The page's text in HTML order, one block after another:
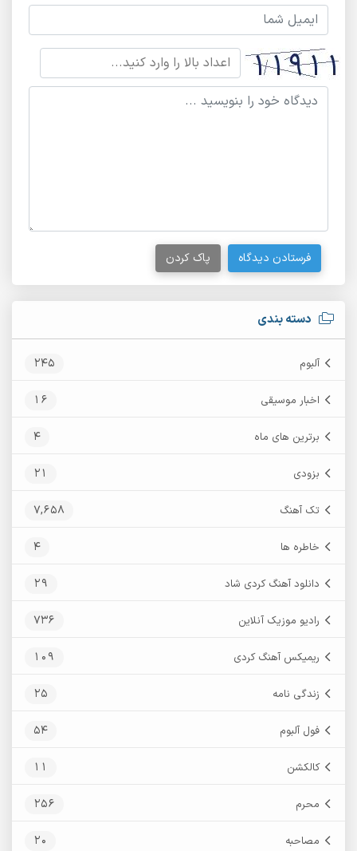
دسته بندی
آلبوم 245
اخبار موسیقی 16
برترین های ماه 4
بزودی 21
تک آهنگ 7,658
خاطره ها 4
دانلود آهنگ کردی شاد 29
رادیو موزیک آنلاین 736
ریمیکس آهنگ کردی 109
زندگی نامه 25
فول آلبوم 54
کالکشن 11
محرم 256
مصاحبه 20
فرستادن دیدگاه پاک کردن